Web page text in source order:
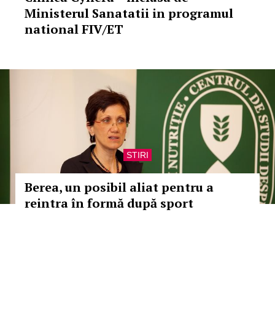
Ministerul Sanatatii in programul
national FIV/ET
STIRI
Berea, un posibil aliat pentru a
reintra în formă după sport